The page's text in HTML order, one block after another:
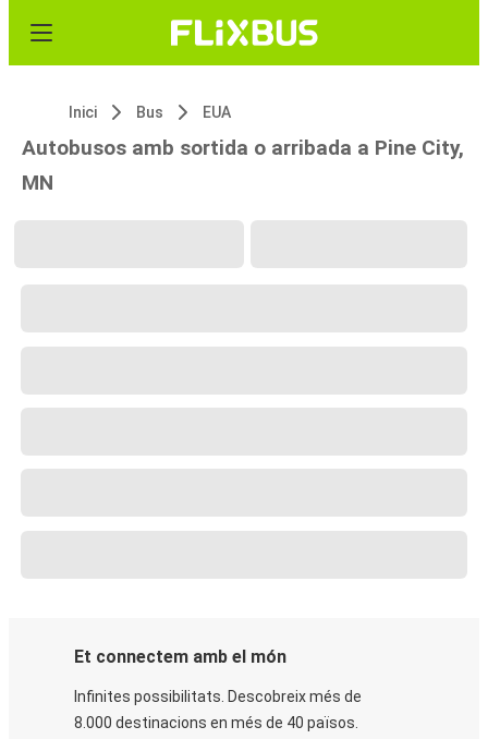
Inici Bus EUA
Autobusos amb sortida o arribada a Pine City,
MN
Et connectem amb el món
Infinites possibilitats. Descobreix més de
8.000 destinacions en més de 40 països.